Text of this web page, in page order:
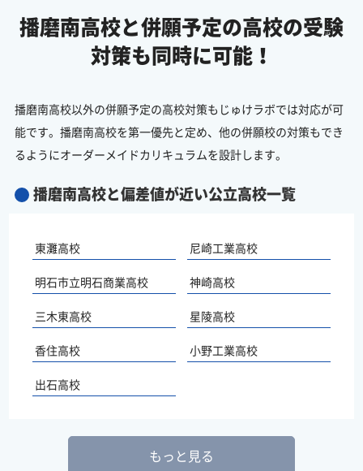
播磨南高校と併願予定の高校の受験
対策も同時に可能！
播磨南高校以外の併願予定の高校対策もじゅけラボでは対応が可
能です。播磨南高校を第一優先と定め、他の併願校の対策もでき
るようにオーダーメイドカリキュラムを設計します。
播磨南高校と偏差値が近い公立高校一覧
東灘高校 尼崎工業高校
明石市立明石商業高校 神崎高校
三木東高校 星陵高校
香住高校 小野工業高校
出石高校
もっと見る